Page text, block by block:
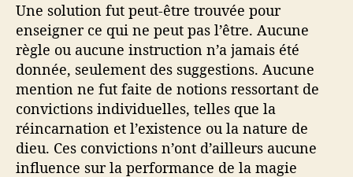
Une solution fut peut-être trouvée pour
enseigner ce qui ne peut pas l’être. Aucune
règle ou aucune instruction n’a jamais été
donnée, seulement des suggestions. Aucune
mention ne fut faite de notions ressortant de
convictions individuelles, telles que la
réincarnation et l’existence ou la nature de
dieu. Ces convictions n’ont d’ailleurs aucune
influence sur la performance de la magie